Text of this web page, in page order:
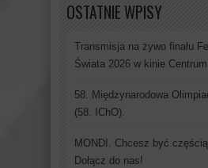
OSTATNIE WPISY
Transmisja na żywo finału
Świata 2026 w kinie
58. Międzynarodowa
(58. IChO).
MONDI. Chcesz być
Dołącz do nas!